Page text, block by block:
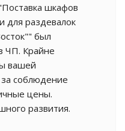
шкафов
для раздевалок
был
ЧП. Крайне
вашей
соблюдение
цены.
развития.